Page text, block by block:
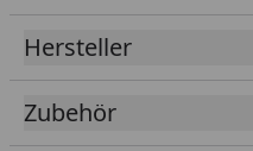
Sauerstoffanreicherung
naturnahe
-Leistungsstarker,
durchflussregulierbarer
Hersteller
Zubehör